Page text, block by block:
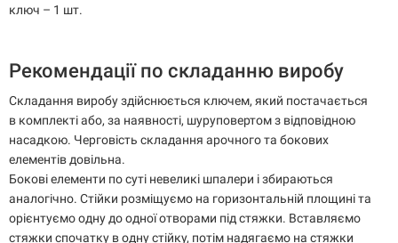
ключ – 1 шт.
Рекомендації по складанню виробу
Складання виробу здійснюється ключем, який постачається
в комплекті або, за наявності, шуруповертом з відповідною
насадкою. Черговість складання арочного та бокових
елементів довільна.
Бокові елементи по суті невеликі шпалери і збираються
аналогічно. Стійки розміщуємо на горизонтальній площині та
орієнтуємо одну до одної отворами під стяжки. Вставляємо
стяжки спочатку в одну стійку, потім надягаємо на стяжки